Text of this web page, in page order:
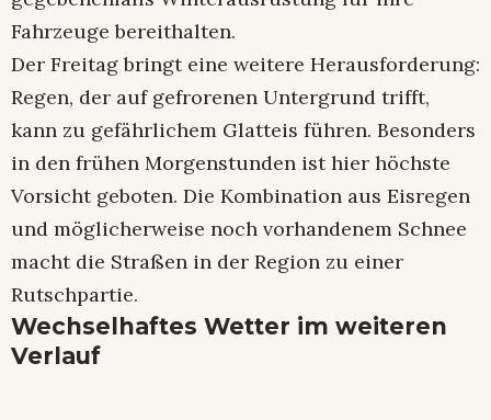
Fahrzeuge bereithalten.
Der Freitag bringt eine weitere Herausforderung:
Regen, der auf gefrorenen Untergrund trifft,
kann zu gefährlichem Glatteis führen. Besonders
in den frühen Morgenstunden ist hier höchste
Vorsicht geboten. Die Kombination aus Eisregen
und möglicherweise noch vorhandenem Schnee
macht die Straßen in der Region zu einer
Rutschpartie.
Wechselhaftes Wetter im weiteren
Verlauf